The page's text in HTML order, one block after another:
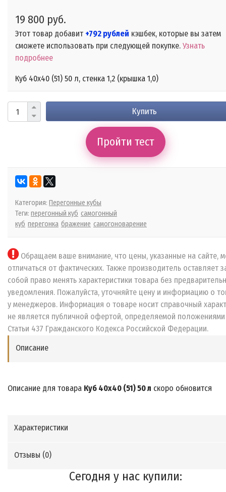
19 800 руб.
Этот товар добавит +792 рублей кэшбек, которые вы затем
сможете использовать при следующей покупке. Узнать
подробнее
Куб 40х40 (51) 50 л, стенка 1,2 (крышка 1,0)
Купить
Пройти тест
Категория: Перегонные кубы
Теги: перегонный куб самогонный
куб перегонка бражение самогоноварение
Обращаем ваше внимание, что цены, указанные на сайте,
отличаться от фактических. Также производитель оставляет
собой право менять характеристики товара без
уведомления. Пожалуйста, уточняйте цену и информацию о
у менеджеров. Информация о товаре носит справочный
не является публичной офертой, определяемой положениями
Статьи 437 Гражданского Кодекса Российской Федерации.
Описание
Описание для товара Куб 40х40 (51) 50 л скоро обновится
Характеристики
Отзывы (0)
Сегодня у нас купили: